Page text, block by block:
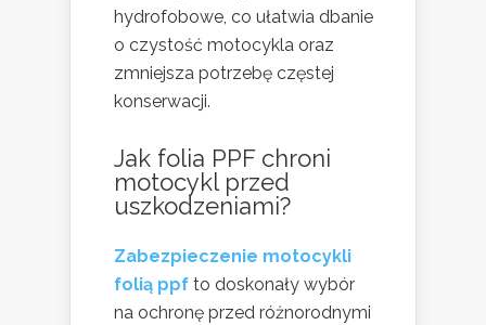
hydrofobowe, co ułatwia dbanie
o czystość motocykla oraz
zmniejsza potrzebę częstej
konserwacji.
Jak folia PPF chroni
motocykl przed
uszkodzeniami?
Zabezpieczenie motocykli
folią ppf to doskonały wybór
na ochronę przed różnorodnymi